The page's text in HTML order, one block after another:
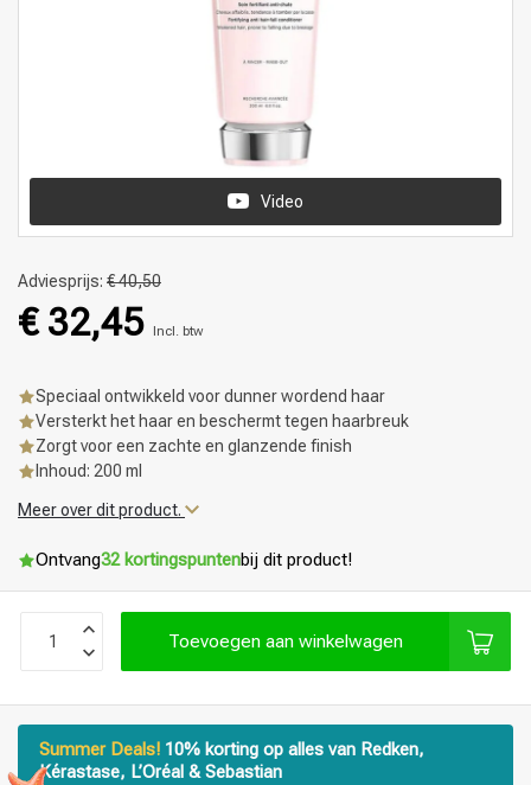
Video
Adviesprijs: € 40,50
€ 32,45 Incl. btw
Speciaal ontwikkeld voor dunner wordend haar
Versterkt het haar en beschermt tegen haarbreuk
Zorgt voor een zachte en glanzende finish
Inhoud: 200 ml
Meer over dit product.
Ontvang32 kortingspuntenbij dit product!
Toevoegen aan winkelwagen
Summer Deals! 10% korting op alles van Redken,
Kérastase, L’Oréal & Sebastian